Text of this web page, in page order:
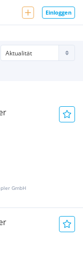
Einloggen
GmbH